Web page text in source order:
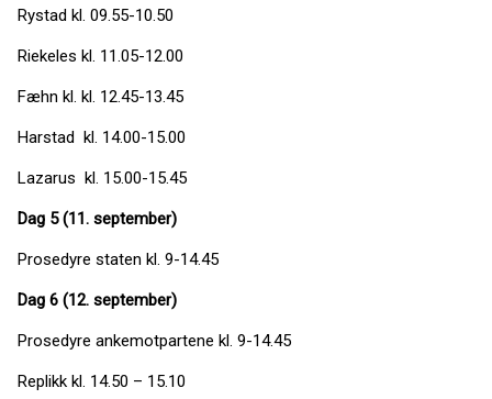
Rystad kl. 09.55-10.50
Riekeles kl. 11.05-12.00
Fæhn kl. kl. 12.45-13.45
Harstad kl. 14.00-15.00
Lazarus kl. 15.00-15.45
Dag 5 (11. september)
Prosedyre staten kl. 9-14.45
Dag 6 (12. september)
Prosedyre ankemotpartene kl. 9-14.45
Replikk kl. 14.50 – 15.10